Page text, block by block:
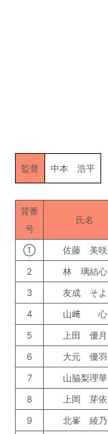
監督 中本 浩平
背番
号
氏名
① 佐藤 美咲
2
林 璃結心
3
友成 そよ
4
山﨑 心
5
上田 優月
6
大元 優羽
7
山脇梨理華
8
上岡 芽依
9
北峯 綾乃